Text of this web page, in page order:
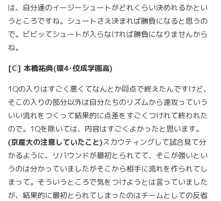
は、自分達のイージーシュートがどれくらい決めれるかとい
うところですね。シュートさえ決まれば勝負になると思うの
で。ビビッてシュートが入らなければ勝負になりませんから
ね。
[C] 本橋祐典(環4･佼成学園高)
1Qの入りはすごく悪くてなんとか同点で終えたんですけど、
そこの入りの部分以外は自分たちのリズムから速攻っていう
いい流れをつくって結果的に点差をすごくつけれて終われた
ので。1Qを除いては、内容はすごくよかったと思います。
(京産大の注意していたこと)スカウティングして試合見て分
かるように、リバウンドが最初とられてて、そこが強いとい
うのは分かっていましたがそこから相手に流れを作られてし
まって。そういうところで気をつけようとは言っていました
が、結果的に最初とられてしまったのはチームとしての反省